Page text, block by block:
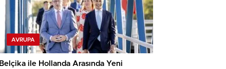
AVRUPA
Belçika ile Hollanda Arasında Yeni